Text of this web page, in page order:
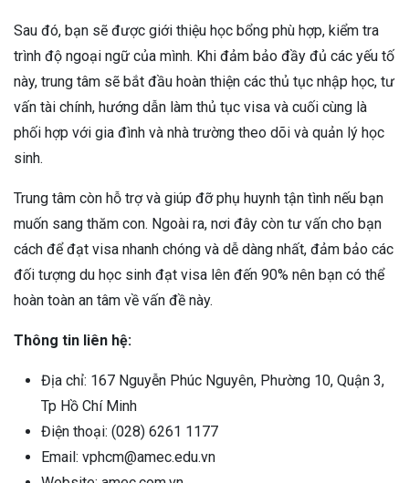
Sau đó, bạn sẽ được giới thiệu học bổng phù hợp, kiểm tra
trình độ ngoại ngữ của mình. Khi đảm bảo đầy đủ các yếu tố
này, trung tâm sẽ bắt đầu hoàn thiện các thủ tục nhập học, tư
vấn tài chính, hướng dẫn làm thủ tục visa và cuối cùng là
phối hợp với gia đình và nhà trường theo dõi và quản lý học
sinh.
Trung tâm còn hỗ trợ và giúp đỡ phụ huynh tận tình nếu bạn
muốn sang thăm con. Ngoài ra, nơi đây còn tư vấn cho bạn
cách để đạt visa nhanh chóng và dễ dàng nhất, đảm bảo các
đối tượng du học sinh đạt visa lên đến 90% nên bạn có thể
hoàn toàn an tâm về vấn đề này.
Thông tin liên hệ:
Địa chỉ: 167 Nguyễn Phúc Nguyên, Phường 10, Quận 3,
Tp Hồ Chí Minh
Điện thoại: (028) 6261 1177
Email: vphcm@amec.edu.vn